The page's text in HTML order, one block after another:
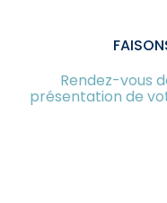
Rendez-vous
présentation de